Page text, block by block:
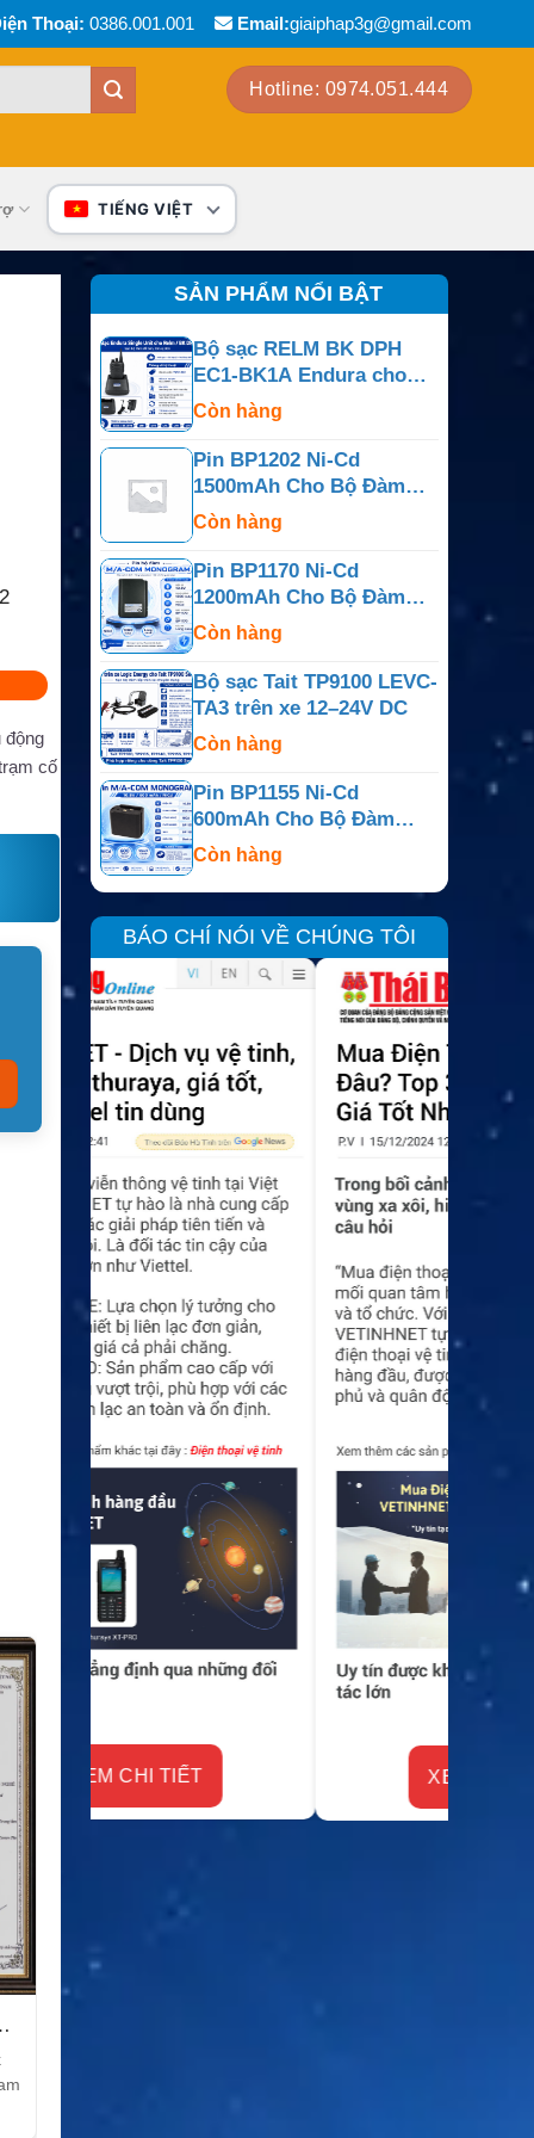
Thoại: 0386.001.001 Email:giaiphap3g@gmail.com
Hotline: 0974.051.444
TIẾNG VIỆT
động
cố
SẢN PHẨM NỔI BẬT
Bộ sạc RELM BK DPH
EC1-BK1A Endura cho
NiCd, NiMH, Li-Ion, LiPo
Còn hàng
Pin BP1202 Ni-Cd
1500mAh Cho Bộ Đàm
M/A-COM Panther 500P
Còn hàng
Pin BP1170 Ni-Cd
1200mAh Cho Bộ Đàm
M/A-COM Monogram
Còn hàng
Bộ sạc Tait TP9100 LEVC-
TA3 trên xe 12–24V DC
Còn hàng
Pin BP1155 Ni-Cd
600mAh Cho Bộ Đàm
M/A-COM Monogram
Còn hàng
BÁO CHÍ NÓI VỀ CHÚNG TÔI